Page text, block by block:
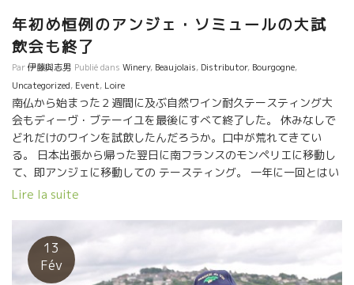
ーリーはエレガント、ムーラン・ア・ヴァンはタンニンとキャラ
メルのような甘みが。コート・ド・ブリュイは火山岩を感じるミ
ネラル感。 最強コンビ、クリストフ&ドゥニ。
年初め恒例のアンジェ・ソミュールの大試
飲会も終了
Par伊藤與志男 Publié dans Winery, Beaujolais, Distributor, Bourgogne,
Uncategorized, Event, Loire
南仏から始まった２週間に及ぶ自然ワイン耐久テースティング大
会もディーヴ・ブテーイユを最後にすべて終了した。 休みなしで
どれだけのワインを試飲したんだろうか。口中が荒れてきてい
る。 日本出張から帰った翌日に南フランスのモンペリエに移動し
て、即アンジェに移動しての テースティング。 一年に一回とはい
え、ますます試飲する量が増えていて、訪問者も増えていて、我
目のAngersのエキサイティングな試飲は、体力と精神力の集中が
必要だった。でも大変興味深いものだった。 それぞれの試飲会に
特徴あり。 1) Les Pénitentes レ・ペニタント試飲会 参加蔵の規
模は最も少ないけどペニタントは自然派の各地のトップクラス、
Lire la suite
13
Fév